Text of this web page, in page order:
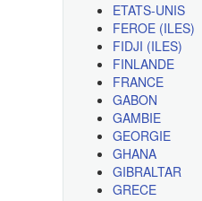
ETATS-UNIS
FEROE (ILES)
FIDJI (ILES)
FINLANDE
FRANCE
GABON
GAMBIE
GEORGIE
GHANA
GIBRALTAR
GRECE